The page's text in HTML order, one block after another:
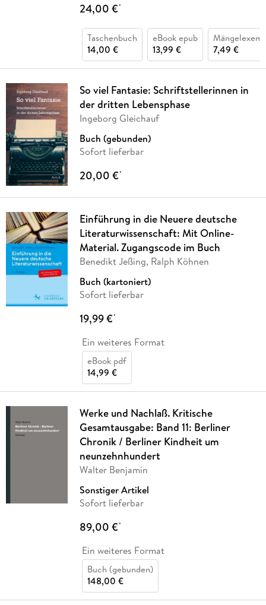
24,00 €*
Taschenbuch
14,00 €
eBook epub
13,99 €
7,49 €
So viel Fantasie: Schriftstellerinnen in
der dritten Lebensphase
Ingeborg Gleichauf
Buch (gebunden)
Sofort lieferbar
20,00 €*
Einführung in die Neuere deutsche
Literaturwissenschaft: Mit Online-
Material. Zugangscode im Buch
Benedikt Jeßing, Ralph Köhnen
Buch (kartoniert)
Sofort lieferbar
19,99 €*
Ein weiteres Format
eBook pdf
14,99 €
Werke und Nachlaß. Kritische
Gesamtausgabe: Band 11: Berliner
Chronik / Berliner Kindheit um
neunzehnhundert
Walter Benjamin
Sonstiger Artikel
Sofort lieferbar
89,00 €*
Ein weiteres Format
Buch (gebunden)
148,00 €